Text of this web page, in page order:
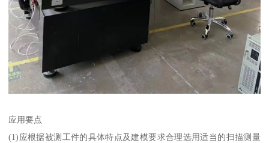
应用要点
(1)应根据被测工件的具体特点及建模要求合理选用适当的扫描测量